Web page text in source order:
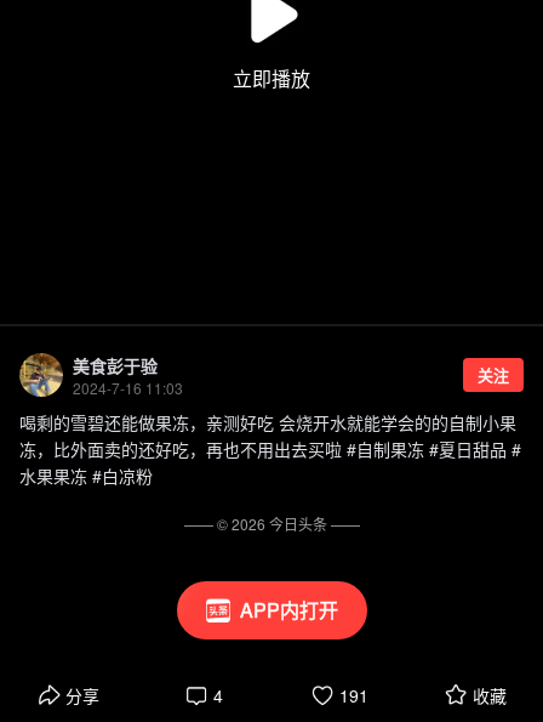
APP内打开
美食彭于验
2024-7-16 11:03
关注
喝剩的雪碧还能做果冻，亲测好吃 会烧开水就能学会的的自制小果
冻，比外面卖的还好吃，再也不用出去买啦 #自制果冻 #夏日甜品 #
水果果冻 #白凉粉
分享 4 191 收藏
—— ©2026 今日头条——